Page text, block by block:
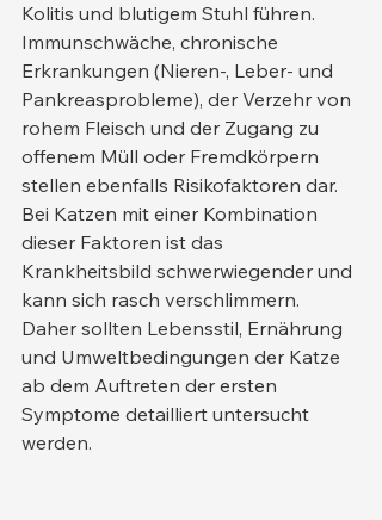
Kolitis und blutigem Stuhl führen.
Immunschwäche, chronische
Erkrankungen (Nieren-, Leber- und
Pankreasprobleme), der Verzehr von
rohem Fleisch und der Zugang zu
offenem Müll oder Fremdkörpern
stellen ebenfalls Risikofaktoren dar.
Bei Katzen mit einer Kombination
dieser Faktoren ist das
Krankheitsbild schwerwiegender und
kann sich rasch verschlimmern.
Daher sollten Lebensstil, Ernährung
und Umweltbedingungen der Katze
ab dem Auftreten der ersten
Symptome detailliert untersucht
werden.